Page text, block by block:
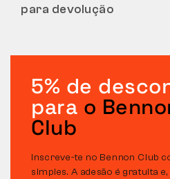
para devolução
5% de
para o
Club
Inscreve-te no Bennon Club
simples. A adesão é gratuita